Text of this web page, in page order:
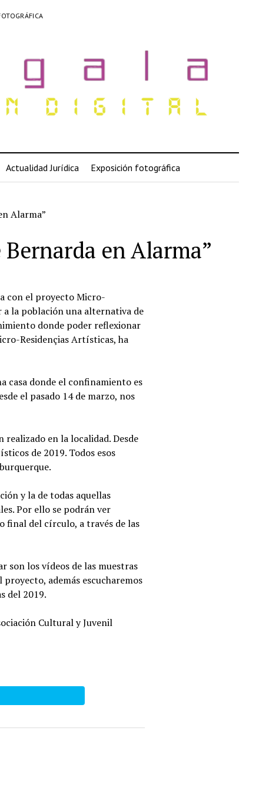
Actualidad Jurídica Exposición fotográfica
Alarma”
en Alarma”
con el proyecto Micro-
a la población una alternativa de
donde poder reflexionar
Residençias Artísticas, ha
casa donde el confinamiento es
el pasado 14 de marzo, nos
en la localidad. Desde
de 2019. Todos esos
y la de todas aquellas
Por ello se podrán ver
final del círculo, a través de las
son los vídeos de las muestras
además escucharemos
del 2019.
Cultural y Juvenil